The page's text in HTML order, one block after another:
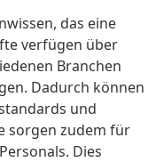
das eine
verfügen über
Branchen
Dadurch können
und
sorgen zudem für
Dies